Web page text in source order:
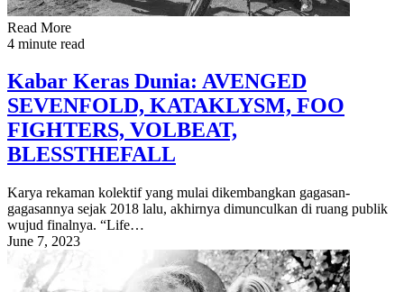
Read More
4 minute read
Kabar Keras Dunia: AVENGED
SEVENFOLD, KATAKLYSM, FOO
FIGHTERS, VOLBEAT,
BLESSTHEFALL
Karya rekaman kolektif yang mulai dikembangkan gagasan-
gagasannya sejak 2018 lalu, akhirnya dimunculkan di ruang publik
wujud finalnya. “Life…
June 7, 2023